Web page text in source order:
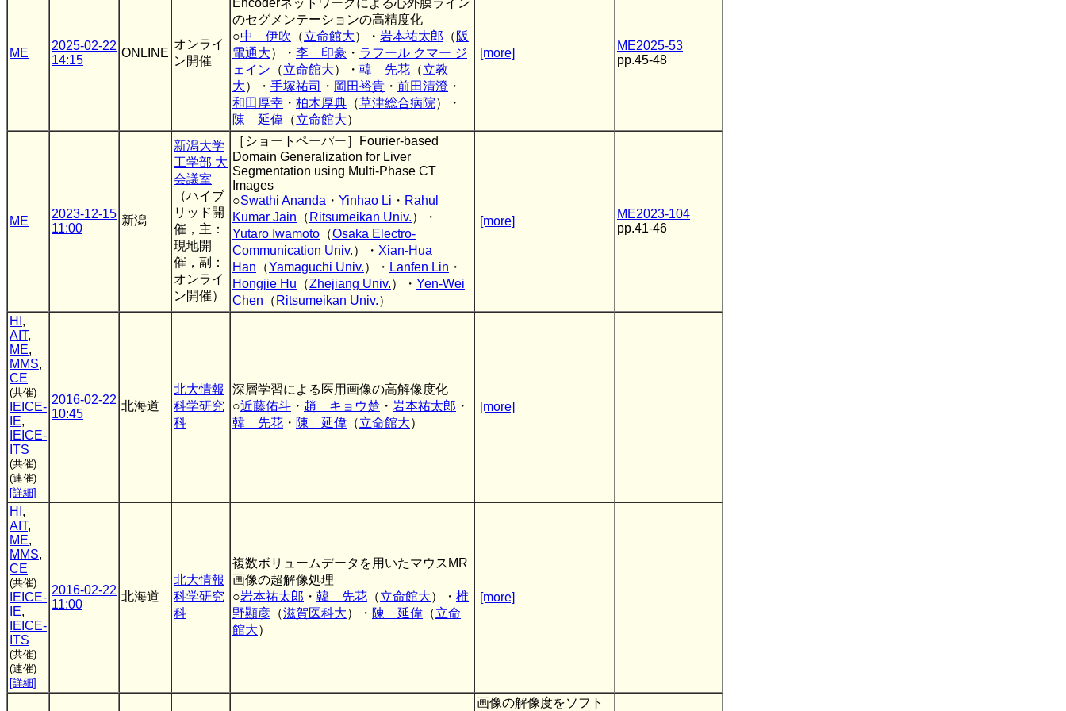
ME
2025-02-22
14:15
ONLINE
オンライ
ン開催
Encoderネットワークによる心外膜ライン
のセグメンテーションの高精度化
○中 伊吹 （立命館大）・ 岩本祐太郎 （ 阪
電通大）・ 李 印豪 ・ ラフール クマー ジ
ェイン （立命館大）・ 韓 先花 （立教
大）・ 手塚祐司 ・ 岡田裕貴 ・ 前田清澄 ・
和田厚幸 ・ 柏木厚典 （草津総合病院）・
陳 延偉 （立命館大）
[more]
ME2025-53
pp.45-48
ME
2023-12-15
11:00
新潟
新潟大学
工学部 大
会議室
（ハイブ
リッド開
催，主：
現地開
催，副：
オンライ
ン開催）
［ショートペーパー］Fourier-based
Domain Generalization for Liver
Segmentation using Multi-Phase CT
Images
○Swathi Ananda ・ Yinhao Li ・ Rahul
Kumar Jain （ Ritsumeikan Univ.）・
Yutaro Iwamoto （Osaka Electro-
Communication Univ.）・ Xian-Hua
Han （Yamaguchi Univ.）・ Lanfen Lin ・
Hongjie Hu （Zhejiang Univ.）・ Yen-Wei
Chen （ Ritsumeikan Univ.）
[more]
ME2023-104
pp.41-46
HI ,
AIT,
ME,
MMS,
CE
(共催)
IEICE-
IE,
IEICE-
ITS
(共催)
(連催)
[詳細]
2016-02-22
10:45
北海道
北大情報
科学研究
科
深層学習による医用画像の高解像度化
○近藤佑斗 ・ 趙 キョウ楚 ・ 岩本祐太郎 ・
韓 先花 ・ 陳 延偉 （立命館大）
[more]
HI ,
AIT,
ME,
MMS,
CE
(共催)
IEICE-
IE,
IEICE-
ITS
(共催)
(連催)
[詳細]
2016-02-22
11:00
北海道
北大情報
科学研究
科
複数ボリュームデータを用いたマウスMR
画像の超解像処理
○岩本祐太郎 ・ 韓 先花 （立命館大）・ 椎
野顯彦 （滋賀医科大）・ 陳 延偉 （立命
館大）
[more]
画像の解像度をソフト